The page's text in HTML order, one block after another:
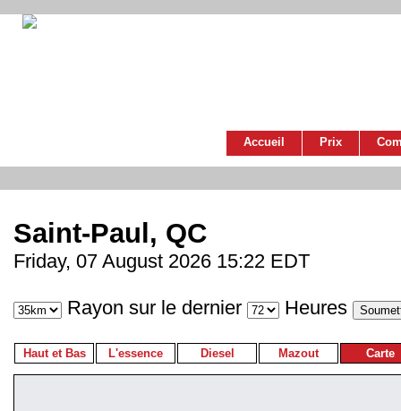
Accueil Prix
Saint-Paul, QC
Friday, 07 August 2026 15:22 EDT
Rayon sur le dernier Heures
Haut et Bas L'essence Diesel Mazout Carte